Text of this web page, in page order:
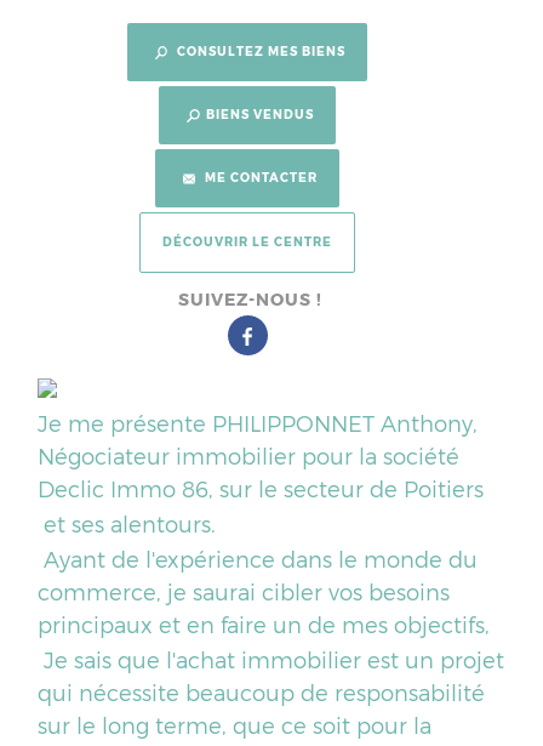
CONSULTEZ MES BIENS
BIENS VENDUS
ME CONTACTER
DÉCOUVRIR LE CENTRE
SUIVEZ-NOUS !
Je me présente PHILIPPONNET Anthony,
Négociateur immobilier pour la société
Declic Immo 86, sur le secteur de Poitiers
et ses alentours.
Ayant de l'expérience dans le monde du
commerce, je saurai cibler vos besoins
principaux et en faire un de mes objectifs,
Je sais que l'achat immobilier est un projet
qui nécessite beaucoup de responsabilité
sur le long terme, que ce soit pour la